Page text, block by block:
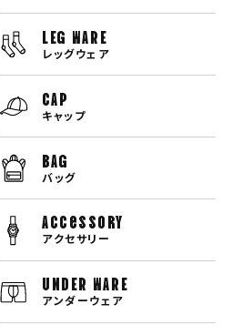
LEG WARE
レッグウェア
CAP
キャップ
BAG
バッグ
Accessory
アクセサリー
UNDER WARE
アンダーウェア